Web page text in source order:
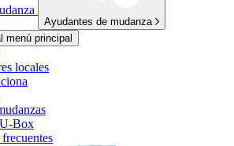
Ayudantes de mudanza
menú principal
locales
U-Box